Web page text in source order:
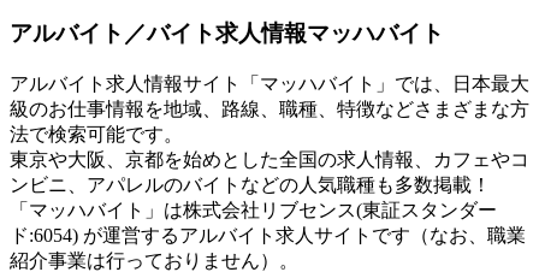
アルバイト／バイト求人情報マッハバイト
アルバイト求人情報サイト「マッハバイト」では、日本最大
級のお仕事情報を地域、路線、職種、特徴などさまざまな方
法で検索可能です。
東京や大阪、京都を始めとした全国の求人情報、カフェやコ
ンビニ、アパレルのバイトなどの人気職種も多数掲載！
「マッハバイト」は株式会社リブセンス(東証スタンダー
ド:6054) が運営するアルバイト求人サイトです（なお、職業
紹介事業は行っておりません）。